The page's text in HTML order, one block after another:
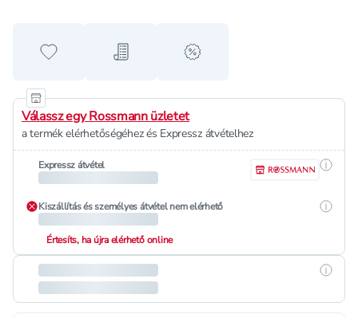
Hozzáadás a kedvencekhez
Hozzáadás a bevásárló listához
alert when on sale
Válassz egy Rossmann üzletet
a termék elérhetőségéhez és Expressz átvételhez
Expressz átvétel
Kiszállítás és személyes átvétel nem elérhető
Értesíts, ha újra elérhető online